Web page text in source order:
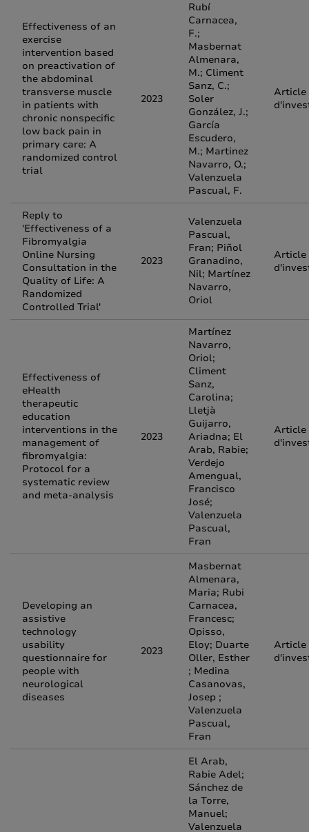
Effectiveness of an
exercise
intervention based
on preactivation of
the abdominal
transverse muscle
in patients with
chronic nonspecific
low back pain in
primary care: A
randomized control
trial
2023
Rubí
Carnacea,
F.;
Masbernat
Almenara,
M.; Climent
Sanz, C.;
Soler
González, J.;
García
Escudero,
M.; Martinez
Navarro, O.;
Valenzuela
Pascual, F.
Article
Reply to
'Effectiveness of a
Fibromyalgia
Online Nursing
Consultation in the
Quality of Life: A
Randomized
Controlled Trial'
2023
Valenzuela
Pascual,
Fran; Piñol
Granadino,
Nil; Martínez
Navarro,
Oriol
Article
Effectiveness of
eHealth
therapeutic
education
interventions in the
management of
fibromyalgia:
Protocol for a
systematic review
and meta-analysis
2023
Martínez
Navarro,
Oriol;
Climent
Sanz,
Carolina;
Lletjà
Guijarro,
Ariadna; El
Arab, Rabie;
Verdejo
Amengual,
Francisco
José;
Valenzuela
Pascual,
Fran
Article
Developing an
assistive
technology
usability
questionnaire for
people with
neurological
diseases
2023
Masbernat
Almenara,
Maria; Rubi
Carnacea,
Francesc;
Opisso,
Eloy; Duarte
Oller, Esther
; Medina
Casanovas,
Josep ;
Valenzuela
Pascual,
Fran
Article
El Arab,
Rabie Adel;
Sánchez de
la Torre,
Manuel;
Valenzuela